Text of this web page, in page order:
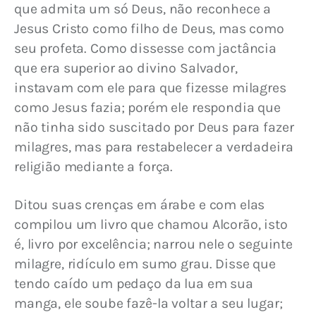
que admita um só Deus, não reconhece a
Jesus Cristo como filho de Deus, mas como
seu profeta. Como dissesse com jactância
que era superior ao divino Salvador,
instavam com ele para que fizesse milagres
como Jesus fazia; porém ele respondia que
não tinha sido suscitado por Deus para fazer
milagres, mas para restabelecer a verdadeira
religião mediante a força.
Ditou suas crenças em árabe e com elas
compilou um livro que chamou Alcorão, isto
é, livro por excelência; narrou nele o seguinte
milagre, ridículo em sumo grau. Disse que
tendo caído um pedaço da lua em sua
manga, ele soube fazê-la voltar a seu lugar;